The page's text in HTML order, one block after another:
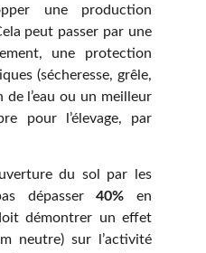
une production
peut passer par une
une protection
(sécheresse, grêle,
l’eau ou un meilleur
pour l’élevage, par
du sol par les
dépasser40% en
démontrer un effet
neutre) sur l’activité